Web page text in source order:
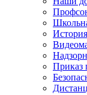
Приказ